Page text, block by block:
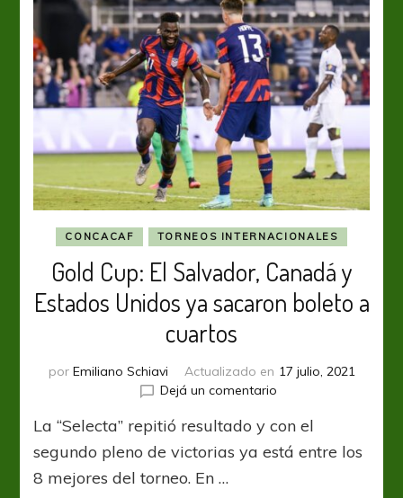
CONCACAF TORNEOS INTERNACIONALES
Gold Cup: El Salvador, Canadá y
Estados Unidos ya sacaron boleto a
cuartos
por Emiliano Schiavi Actualizado en 17 julio, 2021
Dejá un comentarioen
Cup:
El
La “Selecta” repitió resultado y con el
segundo pleno de victorias ya está entre los
8 mejores del torneo. En …